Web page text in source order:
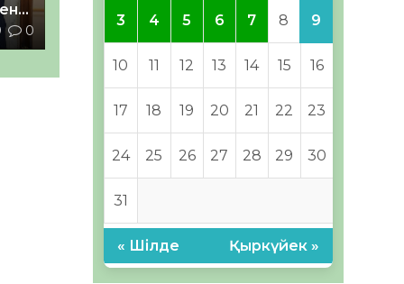
0
3 4 5 6 7 8 9
10 11 12 13 14 15 16
17 18 19 20 21 22 23
24 25 26 27 28 29 30
31
« Шілде Қыркүйек »